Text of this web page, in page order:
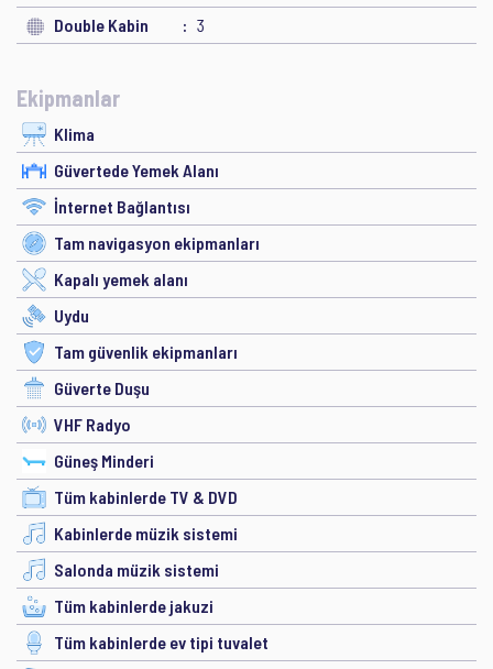
Double Kabin
3
Ekipmanlar
Klima
Güvertede Yemek Alanı
İnternet Bağlantısı
Tam navigasyon ekipmanları
Kapalı yemek alanı
Uydu
Tam güvenlik ekipmanları
Güverte Duşu
VHF Radyo
Güneş Minderi
Tüm kabinlerde TV & DVD
Kabinlerde müzik sistemi
Salonda müzik sistemi
Tüm kabinlerde jakuzi
Tüm kabinlerde ev tipi tuvalet